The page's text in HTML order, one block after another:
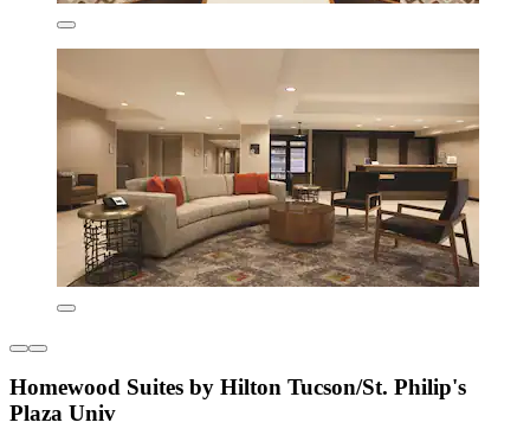
Homewood Suites by Hilton Tucson/St. Philip's
Plaza Univ